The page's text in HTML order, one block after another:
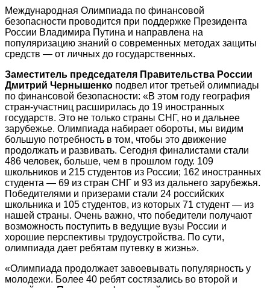
Международная Олимпиада по финансовой
безопасности проводится при поддержке Президента
России Владимира Путина и направлена на
популяризацию знаний о современных методах защиты
средств — от личных до государственных.
Заместитель председателя Правительства России
Дмитрий Чернышенко подвел итог третьей олимпиады
по финансовой безопасности: «В этом году география
стран-участниц расширилась до 19 иностранных
государств. Это не только страны СНГ, но и дальнее
зарубежье. Олимпиада набирает обороты, мы видим
большую потребность в том, чтобы это движение
продолжать и развивать. Сегодня финалистами стали
486 человек, больше, чем в прошлом году. 109
школьников и 215 студентов из России; 162 иностранных
студента — 69 из стран СНГ и 93 из дальнего зарубежья.
Победителями и призерами стали 24 российских
школьника и 105 студентов, из которых 71 студент — из
нашей страны. Очень важно, что победители получают
возможность поступить в ведущие вузы России и
хорошие перспективы трудоустройства. По сути,
олимпиада дает ребятам путевку в жизнь».
«Олимпиада продолжает завоевывать популярность у
молодежи. Более 40 ребят состязались во второй и